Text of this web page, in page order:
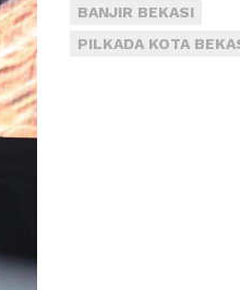
BANJIR BEKASI
PILKADA KOTA